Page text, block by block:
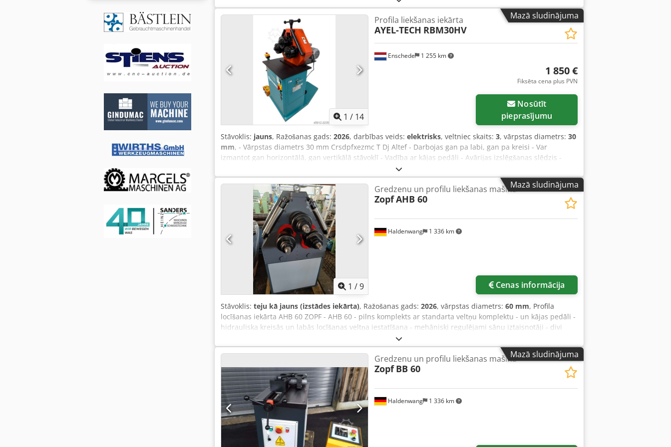
regulējams Veltņu komplekti: 1”; 1 ½”; 1 ¼”; papildu komplekts Nr. 51 Rievotu veltņu komplekts Stāvoklis:
labs Cedpfx Ajzl Dugjlterf Pievadība: 0,75 kW Svars: apm. 0,2 t Izmēri ar pamatrāmī: 650 x 500 x 1300 mm
Mazā sludinājuma
1 / 14
Enschede 1 255 km
Profila liekšanas iekārta
AYEL-TECH RBM30HV
1 850 €
Fiksēta cena plus PVN
pieprasījumu
Stāvoklis: jauns, Ražošanas gads: 2026, darbības veids: elektrisks, veltniec skaits: 3, vārpstas diametrs: 30
mm, - Vārpstas diametrs 30 mm Crsdpfxezmc T Dj Altef - Darbojas gan pa labi, gan pa kreisi - Var
izmantot gan horizontālā, gan vertikālā stāvoklī - Vadība ar kājas pedāli - Avārijas izslēgšanas slēdzis -
Mazā sludinājuma
1 /9
Haldenwang 1 336 km
Gredzenu un profilu liekšanas mašīna
ZopfAHB 60
Cenas informācija
Stāvoklis: teju kā jauns (izstādes iekārta), Ražošanas gads: 2026, vārpstas diametrs: 60 mm, Profila
locīšanas iekārta AHB 60 ZOPF - AHB 60 - pilns komplekts ar standarta veltņu komplektu - un kājas pedāli -
hidrauliska kreisās un labās locīšanas veltņa iestatīšana - mehāniski regulējami sānu iztaisnotāji - divi
programmējami digitālie displeji iestatījumu kontrolei - trīs piedzīti veltņi - izmantojama gan horizontāli,
gan vertikāli - locīšanas jauda līdz 80x10 mm uz malas - apaļās caurules līdz 80x3 mm - leņķdzelzs 60x60x6
mm - masīvais materiāls 40 mm - piedziņas motors 4,0 kW Crjdpfxodkxvmo Altef - vārpstas apgriezieni 4,5
apgr./min - vārpstas diametrs: 60 mm - svars 1000 kg
Mazā sludinājuma
Haldenwang 1 336 km
Gredzenu un profilu liekšanas mašīna
Zopf BB 60